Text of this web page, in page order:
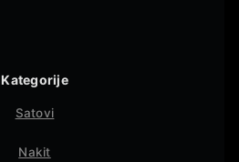
Kategorije
Satovi
Nakit